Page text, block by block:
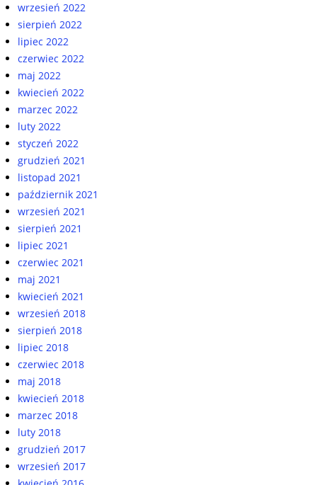
wrzesień 2022
sierpień 2022
lipiec 2022
czerwiec 2022
maj 2022
kwiecień 2022
marzec 2022
luty 2022
styczeń 2022
grudzień 2021
listopad 2021
październik 2021
wrzesień 2021
sierpień 2021
lipiec 2021
czerwiec 2021
maj 2021
kwiecień 2021
wrzesień 2018
sierpień 2018
lipiec 2018
czerwiec 2018
maj 2018
kwiecień 2018
marzec 2018
luty 2018
grudzień 2017
wrzesień 2017